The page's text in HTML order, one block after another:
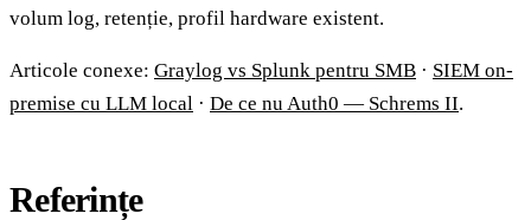
volum log, retenție, profil hardware existent.
Articole conexe: Graylog vs Splunk pentru SMB · SIEM on-
premise cu LLM local · De ce nu Auth0 — Schrems II.
Referințe